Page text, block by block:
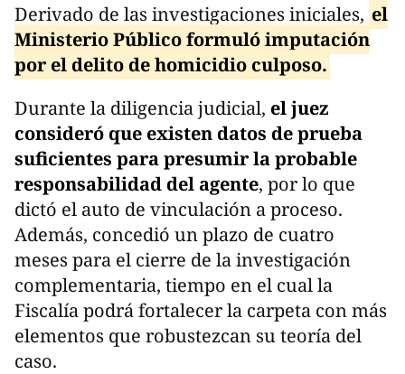
Derivado de las investigaciones iniciales, el
Ministerio Público formuló imputación
por el delito de homicidio culposo.
Durante la diligencia judicial, el juez
consideró que existen datos de prueba
suficientes para presumir la probable
responsabilidad del agente, por lo que
dictó el auto de vinculación a proceso.
Además, concedió un plazo de cuatro
meses para el cierre de la investigación
complementaria, tiempo en el cual la
Fiscalía podrá fortalecer la carpeta con más
elementos que robustezcan su teoría del
caso.